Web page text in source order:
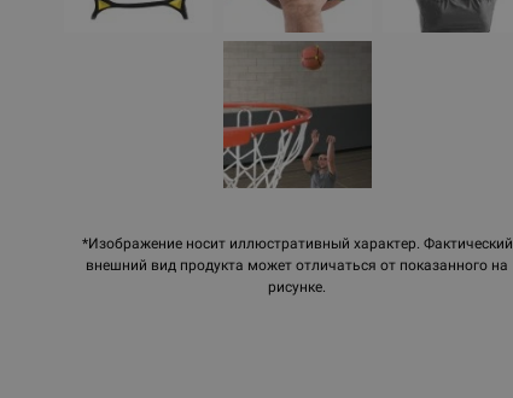
*Изображение носит иллюстративный характер. Фактический
внешний вид продукта может отличаться от показанного на
рисунке.